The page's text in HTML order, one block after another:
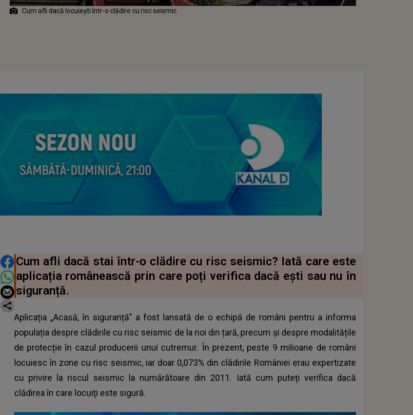
Cum afli dacă locuiești într-o clădire cu risc seismic
DISTRIBUIE ARTICOLUL
Cum afli dacă stai într-o clădire cu risc seismic? Iată care este
aplicația românească prin care poți verifica dacă ești sau nu în
siguranță.
Aplicația „Acasă, în siguranță” a fost lansată de o echipă de români pentru a informa
populația despre clădirile cu risc seismic de la noi din țară, precum și despre modalitățile
de protecție în cazul producerii unui cutremur. În prezent, peste 9 milioane de români
locuiesc în zone cu risc seismic, iar doar 0,073% din clădirile României erau expertizate
cu privire la riscul seismic la numărătoare din 2011. Iată cum puteți verifica dacă
clădirea în care locuiți este sigură.